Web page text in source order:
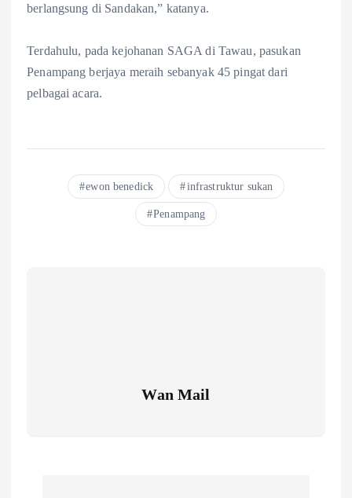
berlangsung di Sandakan,” katanya.
Terdahulu, pada kejohanan SAGA di Tawau, pasukan
Penampang berjaya meraih sebanyak 45 pingat dari
pelbagai acara.
ewon benedick infrastruktur sukan
Penampang
Wan Mail